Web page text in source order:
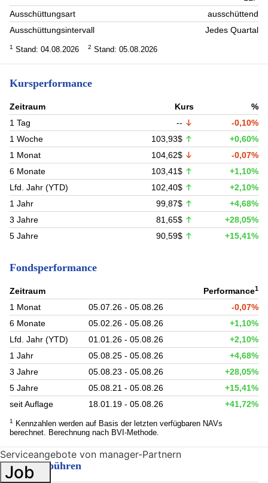
Ausschüttungsart
ausschüttend
Ausschüttungsintervall
Jedes Quartal
1 Stand: 04.08.2026 2 Stand: 05.08.2026
Kursperformance
Zeitraum Kurs
%
1 Tag
--
-0,10%
1 Woche
103,93$
+0,60%
1 Monat
104,62$
-0,07%
6 Monate
103,41$
+1,10%
Lfd. Jahr (YTD)
102,40$
+2,10%
1 Jahr
99,87$
+4,68%
3 Jahre
81,65$
+28,05%
5 Jahre
90,59$ +15,41%
Fondsperformance
Zeitraum Performance1
1 Monat 05.07.26 - 05.08.26
-0,07%
6 Monate
05.02.26 - 05.08.26
+1,10%
Lfd. Jahr (YTD)
01.01.26 - 05.08.26
+2,10%
1 Jahr
05.08.25 - 05.08.26
+4,68%
3 Jahre
05.08.23 - 05.08.26
+28,05%
5 Jahre
05.08.21 - 05.08.26
+15,41%
seit Auflage
18.01.19 - 05.08.26 +41,72%
1
Kennzahlen werden auf Basis der letzten verfügbaren NAVs
berechnet. Berechnung nach BVI-Methode.
Fondsgebühren
Serviceangebote von manager-Partnern
Job